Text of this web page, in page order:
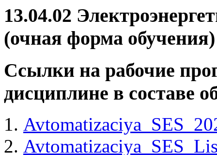
13.04.02
(очная форма обучения)
Ссылки на рабочие
дисциплине в составе